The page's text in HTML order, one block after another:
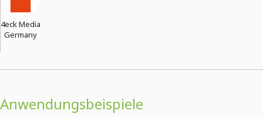
4eck Media
Germany
Anwendungsbeispiele